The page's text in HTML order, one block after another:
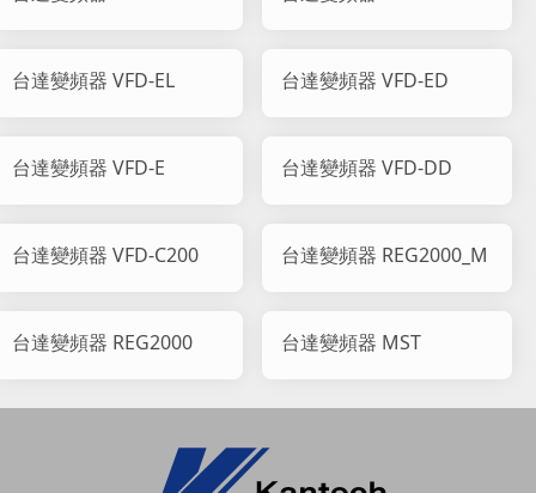
台達變頻器 VFD-EL 台達變頻器 VFD-ED
台達變頻器 VFD-E 台達變頻器 VFD-DD
台達變頻器 VFD-C200 台達變頻器 REG2000_M
台達變頻器 REG2000 台達變頻器 MST